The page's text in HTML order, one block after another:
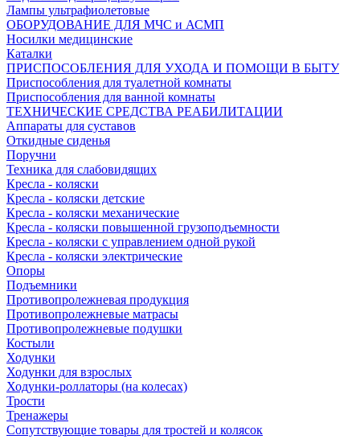
Лампы ультрафиолетовые
ОБОРУДОВАНИЕ ДЛЯ МЧС и АСМП
Носилки медицинские
Каталки
ПРИСПОСОБЛЕНИЯ ДЛЯ УХОДА И ПОМОЩИ В БЫТУ
Приспособления для туалетной комнаты
Приспособления для ванной комнаты
ТЕХНИЧЕСКИЕ СРЕДСТВА РЕАБИЛИТАЦИИ
Аппараты для суставов
Откидные сиденья
Поручни
Техника для слабовидящих
Кресла - коляски
Кресла - коляски детские
Кресла - коляски механические
Кресла - коляски повышенной грузоподъемности
Кресла - коляски с управлением одной рукой
Кресла - коляски электрические
Опоры
Подъемники
Противопролежневая продукция
Противопролежневые матрасы
Противопролежневые подушки
Костыли
Ходунки
Ходунки для взрослых
Ходунки-роллаторы (на колесах)
Трости
Тренажеры
Сопутствующие товары для тростей и колясок